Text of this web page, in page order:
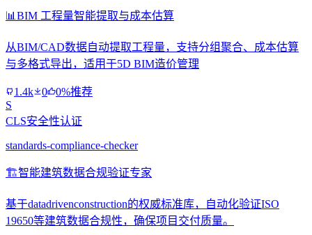
📊 BIM 工程量智能提取与成本估算
从BIM/CAD数据自动提取工程量，支持分组聚合、成本估算
与多格式导出，适用于5D BIM造价管理
1.4k 0
0%推荐
S
CLS安全性认证
standards-compliance-checker
🏗️智能建筑数据合规验证专家
基于datadrivenconstruction的权威标准库，自动化验证ISO
19650等建筑数据合规性，确保项目交付质量。